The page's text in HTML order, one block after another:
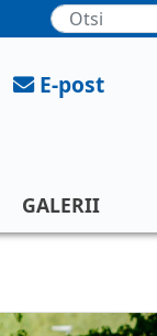
E-post
GALERII